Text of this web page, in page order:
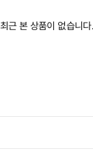
최근 본 상품이 없습니다.